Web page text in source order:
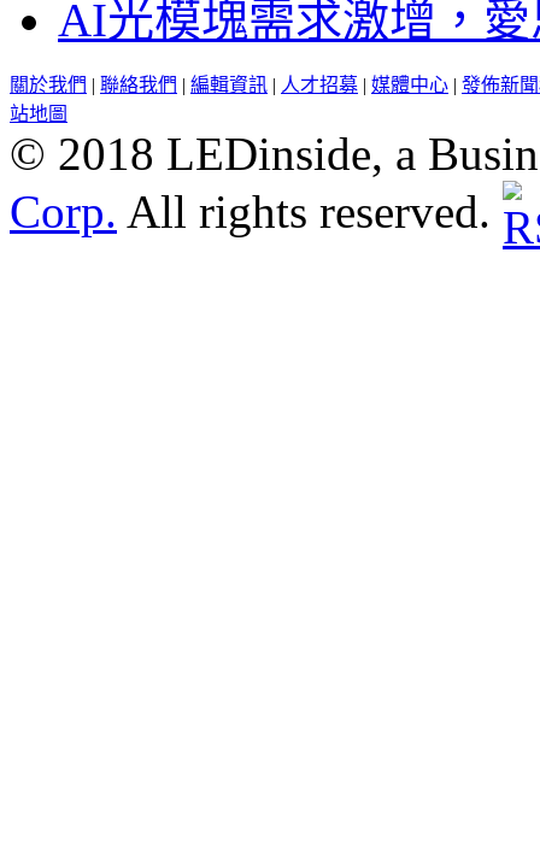
AI光模塊需求激增，
關於我們 | 聯絡我們 | 編輯資訊 | 人才招募 | 媒體中心 | 發佈新
站地圖
© 2018 LEDinside, a
Corp. All rights reserved.